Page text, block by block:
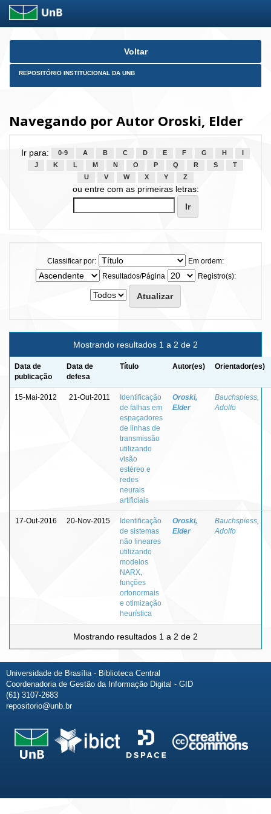
Skip
Voltar
REPOSITÓRIO INSTITUCIONAL DA UNB
Navegando por Autor Oroski, Elder
Ir para: 0-9 A B C D E F G H
J
K L M N O P Q R S
T
U
V W X Y Z
ou entre com as primeiras letras:
Classificar por:
Em ordem:
Resultados/Página
Registro(s):
Mostrando resultados 1 a 2 de 2
Data de
publicação
Data de
defesa
Título Autor(es) Orientador(es)
15-Mai-2012 21-Out-2011
Identificação
de falhas em
espaçadores
de linhas de
transmissão
utilizando
visão
estéreo e
redes
neurais
artificiais
Oroski,
Elder
Bauchspiess,
Adolfo
17-Out-2016 20-Nov-2015
Identificação
de sistemas
não lineares
utilizando
modelos
NARX,
funções
ortonormais
e otimização
heurística
Oroski,
Elder
Bauchspiess,
Adolfo
Mostrando resultados 1 a 2 de 2
Universidade de Brasília - Biblioteca Central
Coordenadoria de Gestão da Informação Digital - GID
(61) 3107-2683
repositorio@unb.br